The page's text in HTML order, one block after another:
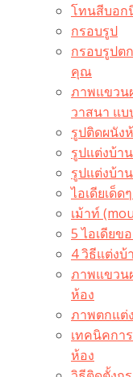
โทนสีบอก
กรอบรูป
กรอบรูปต
คุณ
ภาพแขวน
วาสนา แ
รูปติดผนัง
รูปแต่งบ้า
รูปแต่งบ้า
ไอเดียเด็
เม้าท์
5 ไอเดีย
4 วิธีแต่งบ้
ภาพแขวน
ห้อง
ภาพตกแต่
เทคนิคกา
ห้อง